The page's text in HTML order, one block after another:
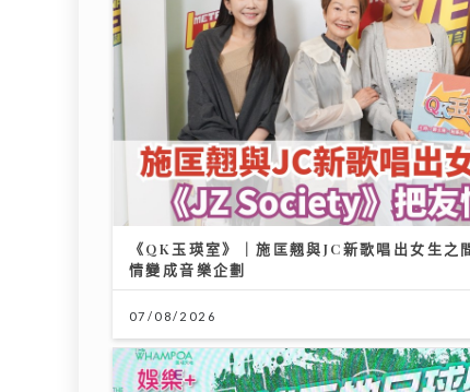
《QK玉瑛室》｜施匡翹與JC新歌唱出女生
情變成音樂企劃
07/08/2026